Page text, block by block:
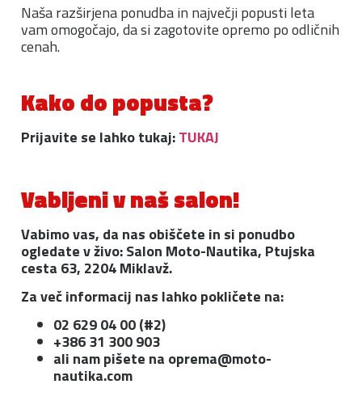
Naša razširjena ponudba in največji popusti leta
vam omogočajo, da si zagotovite opremo po odličnih
cenah.
Kako do popusta?
Prijavite se lahko tukaj:TUKAJ
Vabljeni v naš salon!
Vabimo vas, da nas obiščete in si ponudbo
ogledate v živo: Salon Moto-Nautika, Ptujska
cesta 63, 2204 Miklavž.
Za več informacij nas lahko pokličete na:
02 629 04 00 (#2)
+386 31 300 903
ali nam pišete na oprema@moto-
nautika.com